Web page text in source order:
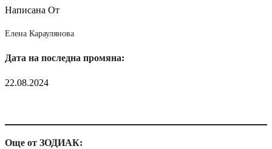
Написана От
Елена Караулянова
Дата на последна промяна:
22.08.2024
Още от ЗОДИАК: